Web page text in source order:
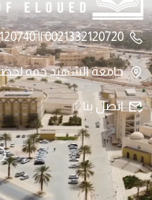
0021332120720 || 0021332120740
جامعة الشهيد حمه لخضر -الوادي-
اتصل بنا